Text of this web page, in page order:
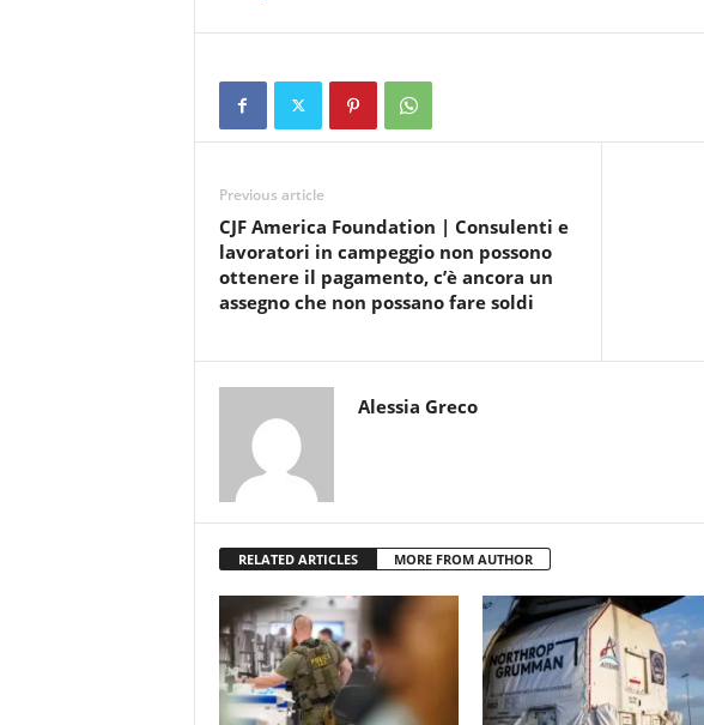
Previous article
CJF America Foundation | Consulenti e
lavoratori in campeggio non possono
ottenere il pagamento, c’è ancora un
assegno che non possano fare soldi
Alessia Greco
RELATED ARTICLES MORE FROM AUTHOR